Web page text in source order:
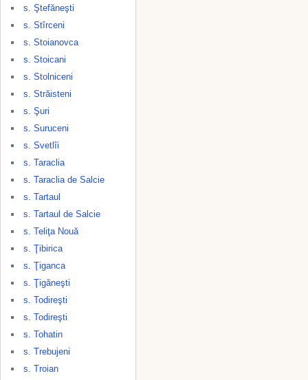
s. Ştefăneşti
s. Stîrceni
s. Stoianovca
s. Stoicani
s. Stolniceni
s. Străisteni
s. Şuri
s. Suruceni
s. Svetlîi
s. Taraclia
s. Taraclia de Salcie
s. Tartaul
s. Tartaul de Salcie
s. Teliţa Nouă
s. Ţibirica
s. Ţiganca
s. Ţigăneşti
s. Todireşti
s. Todireşti
s. Tohatin
s. Trebujeni
s. Troian